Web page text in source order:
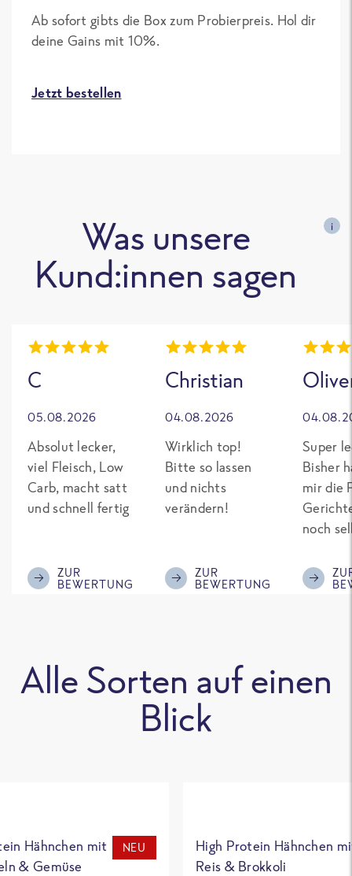
Ab sofort gibts die Box zum Probierpreis. Hol dir
deine Gains mit 10%.
Jetzt bestellen
Was unsere
Kund:innen sagen
i
C
05.08.2026
Absolut lecker,
viel Fleisch, Low
Carb, macht satt
und schnell fertig
ZUR
BEWERTUNG
Christian
04.08.2026
Wirklich top!
Bitte so lassen
und nichts
verändern!
ZUR
BEWERTUNG
Super
Bisher
mir die
noch
Eiweiß.
was
Alle Sorten auf einen
Blick
Hähnchen mit
& Gemüse
NEU
High Protein Hähnchen
Reis & Brokkoli